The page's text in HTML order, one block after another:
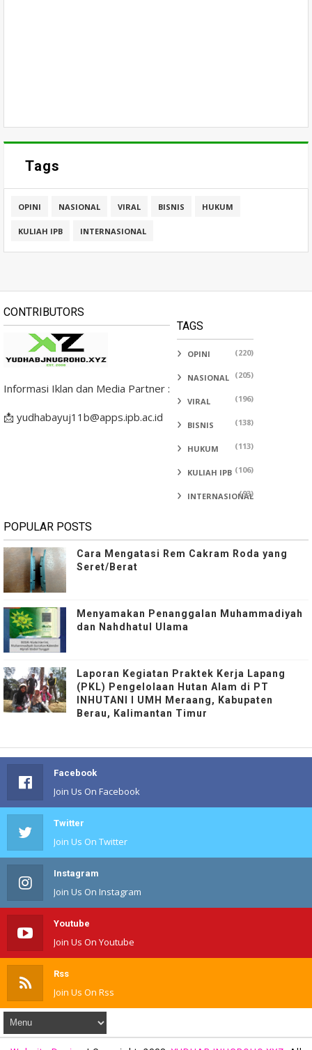
Tags
OPINI NASIONAL VIRAL BISNIS HUKUM
KULIAH IPB INTERNASIONAL
CONTRIBUTORS
Informasi Iklan dan Media Partner :
📩 yudhabayuj11b@apps.ipb.ac.id
TAGS
OPINI (220)
NASIONAL (205)
VIRAL (196)
BISNIS (138)
HUKUM (113)
KULIAH IPB (106)
INTERNASIONAL
(93)
POPULAR POSTS
Cara Mengatasi Rem Cakram Roda yang
Seret/Berat
Menyamakan Penanggalan Muhammadiyah
dan Nahdhatul Ulama
Laporan Kegiatan Praktek Kerja Lapang
(PKL) Pengelolaan Hutan Alam di PT
INHUTANI I UMH Meraang, Kabupaten
Berau, Kalimantan Timur
Facebook
Join Us On Facebook
Twitter
Join Us On Twitter
Instagram
Join Us On Instagram
Youtube
Join Us On Youtube
Rss
Join Us On Rss